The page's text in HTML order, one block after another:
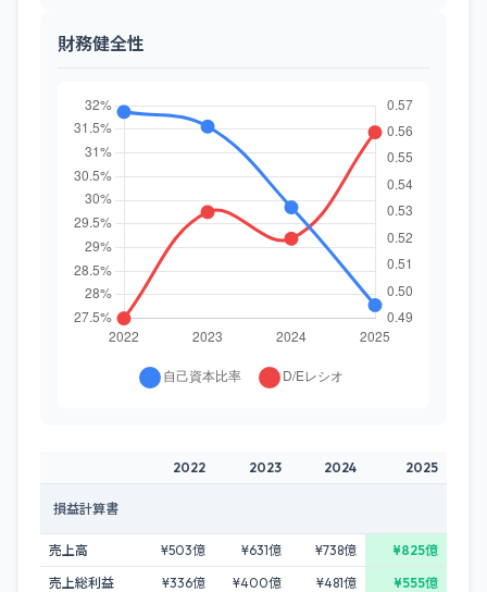
財務健全性
2022 2023 2024 2025
損益計算書
売上高 ¥503億 ¥631億 ¥738億
¥825億
売上総利益
¥336億 ¥400億 ¥481億
¥555億